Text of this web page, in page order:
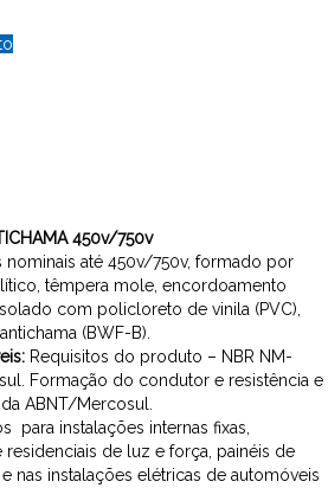
450v/750v
nominais até 450v/750v, formado por
têmpera mole, encordoamento
com policloreto de vinila (PVC),
(BWF-B).
Requisitos do produto – NBR NM-
Formação do condutor e resistência e
ABNT/Mercosul.
para instalações internas fixas,
residenciais de luz e força, painéis de
nas instalações elétricas de automóveis